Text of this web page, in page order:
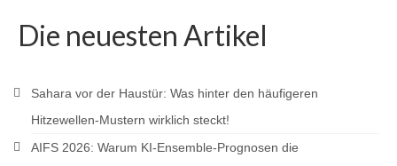
Die neuesten Artikel
Sahara vor der Haustür: Was hinter den häufigeren
Hitzewellen-Mustern wirklich steckt!
AIFS 2026: Warum KI-Ensemble-Prognosen die